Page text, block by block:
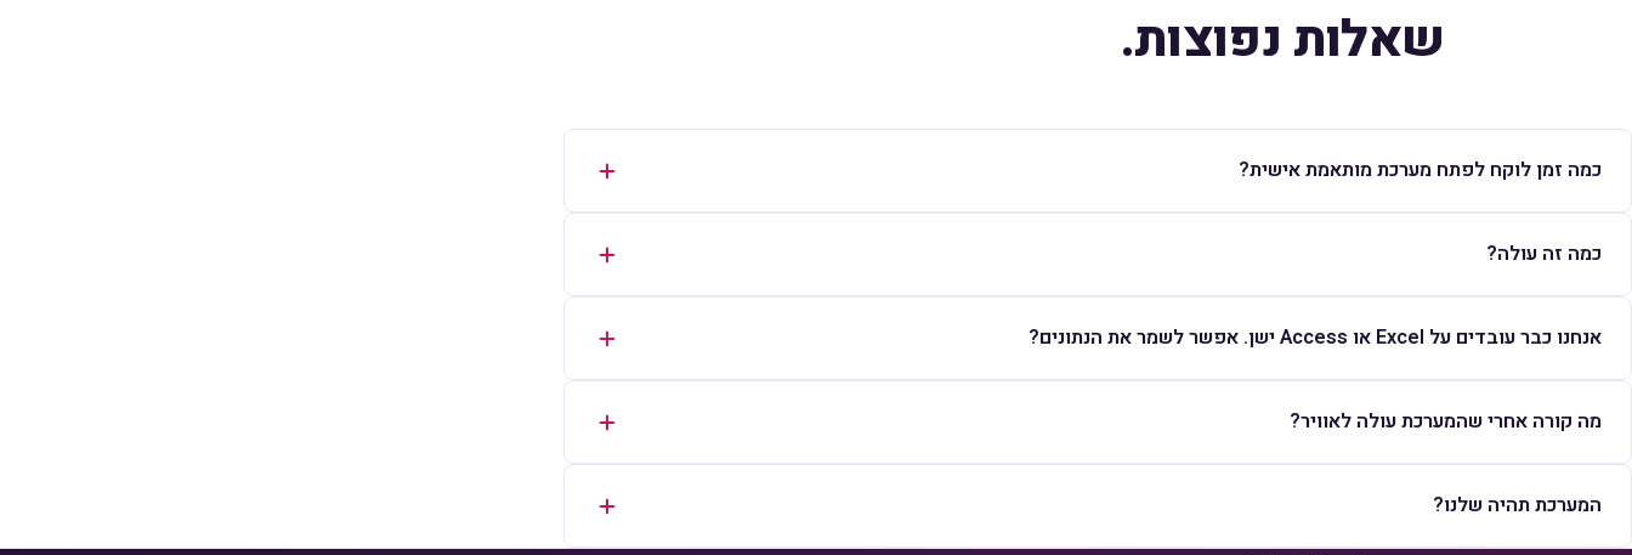
שאלות נפוצות.
כמה זמן לוקח לפתח מערכת מותאמת אישית?
כמה זה עולה?
אנחנו כבר עובדים על Excel או Access ישן. אפשר לשמר את הנתונים?
מה קורה אחרי שהמערכת עולה לאוויר?
המערכת תהיה שלנו?